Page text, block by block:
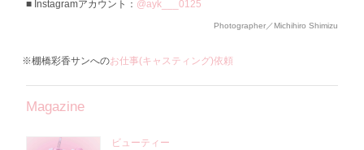
Instagramアカウント： @ayk___0125
Photographer／Michihiro Shimizu
※棚橋彩香サンへのお仕事(キャスティング)依頼
Magazine
ビューティー